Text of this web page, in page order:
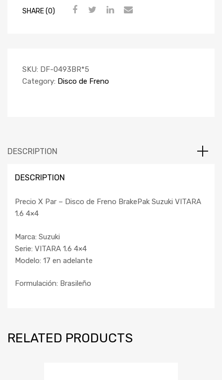
SHARE (0)
SKU: DF-0493BR*5
Category: Disco de Freno
DESCRIPTION
DESCRIPTION
Precio X Par – Disco de Freno BrakePak Suzuki VITARA
1.6 4×4
Marca: Suzuki
Serie: VITARA 1.6 4×4
Modelo: 17 en adelante
Formulación: Brasileño
RELATED PRODUCTS